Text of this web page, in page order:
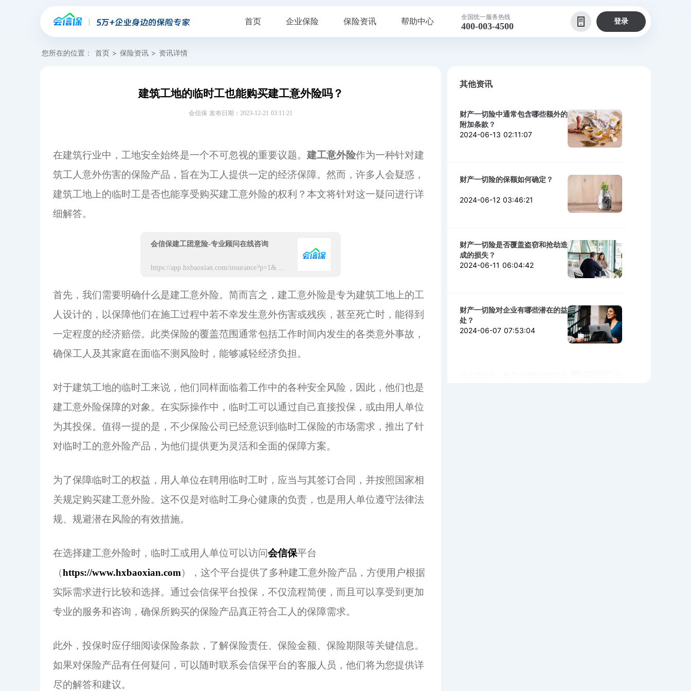
首页 企业保险 保险资讯 帮助中心 全国统一服务热线
400-003-4500 登录
您所在的位置： 首页 > 保险资讯 > 资讯详情
建筑工地的临时工也能购买建工意外险吗？
会信保 发布日期：2023-12-21 03:11:21
在建筑行业中，工地安全始终是一个不可忽视的重要议题。 建工意外险作为一种针对建
筑工人意外伤害的保险产品，旨在为工人提供一定的经济保障。然而，许多人会疑惑，
建筑工地上的临时工是否也能享受购买建工意外险的权利？本文将针对这一疑问进行详
细解答。
会信保建工团意险-专业顾问在线咨询
https://app.hxbaoxian.com/insurance?p=1&l=20&t=12&c=0&sourceType=web&sourceType=web
首先，我们需要明确什么是建工意外险。简而言之，建工意外险是专为建筑工地上的工
人设计的，以保障他们在施工过程中若不幸发生意外伤害或残疾，甚至死亡时，能得到
一定程度的经济赔偿。此类保险的覆盖范围通常包括工作时间内发生的各类意外事故，
确保工人及其家庭在面临不测风险时，能够减轻经济负担。
对于建筑工地的临时工来说，他们同样面临着工作中的各种安全风险，因此，他们也是
建工意外险保障的对象。在实际操作中，临时工可以通过自己直接投保，或由用人单位
为其投保。值得一提的是，不少保险公司已经意识到临时工保险的市场需求，推出了针
对临时工的意外险产品，为他们提供更为灵活和全面的保障方案。
为了保障临时工的权益，用人单位在聘用临时工时，应当与其签订合同，并按照国家相
关规定购买建工意外险。这不仅是对临时工身心健康的负责，也是用人单位遵守法律法
规、规避潜在风险的有效措施。
在选择建工意外险时，临时工或用人单位可以访问会信保平台
（https://www.hxbaoxian.com），这个平台提供了多种建工意外险产品，方便用户根据
实际需求进行比较和选择。通过会信保平台投保，不仅流程简便，而且可以享受到更加
专业的服务和咨询，确保所购买的保险产品真正符合工人的保障需求。
此外，投保时应仔细阅读保险条款，了解保险责任、保险金额、保险期限等关键信息。
如果对保险产品有任何疑问，可以随时联系会信保平台的客服人员，他们将为您提供详
尽的解答和建议。
其他资讯
财产一切险中通常包含哪些额外的
附加条款？
2024-06-13 02:11:07
财产一切险的保额如何确定？
2024-06-12 03:46:21
财产一切险是否覆盖盗窃和抢劫造
成的损失？
2024-06-11 06:04:42
财产一切险对企业有哪些潜在的益
处？
2024-06-07 07:53:04